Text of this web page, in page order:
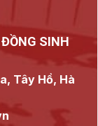
SINH
Tây Hồ, Hà